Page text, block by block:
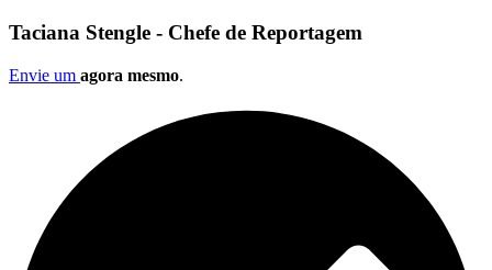
Taciana Stengle - Chefe de Reportagem
Envie um agora mesmo.